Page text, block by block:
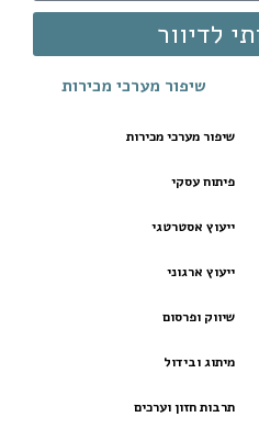
שיפור מערכי מכירות
שיפור מערכי מכירות
פיתוח עסקי
ייעוץ אסטרטגי
ייעוץ ארגוני
שיווק ופרסום
מיתוג ובידול
תרבות חזון וערכים
לדיוור